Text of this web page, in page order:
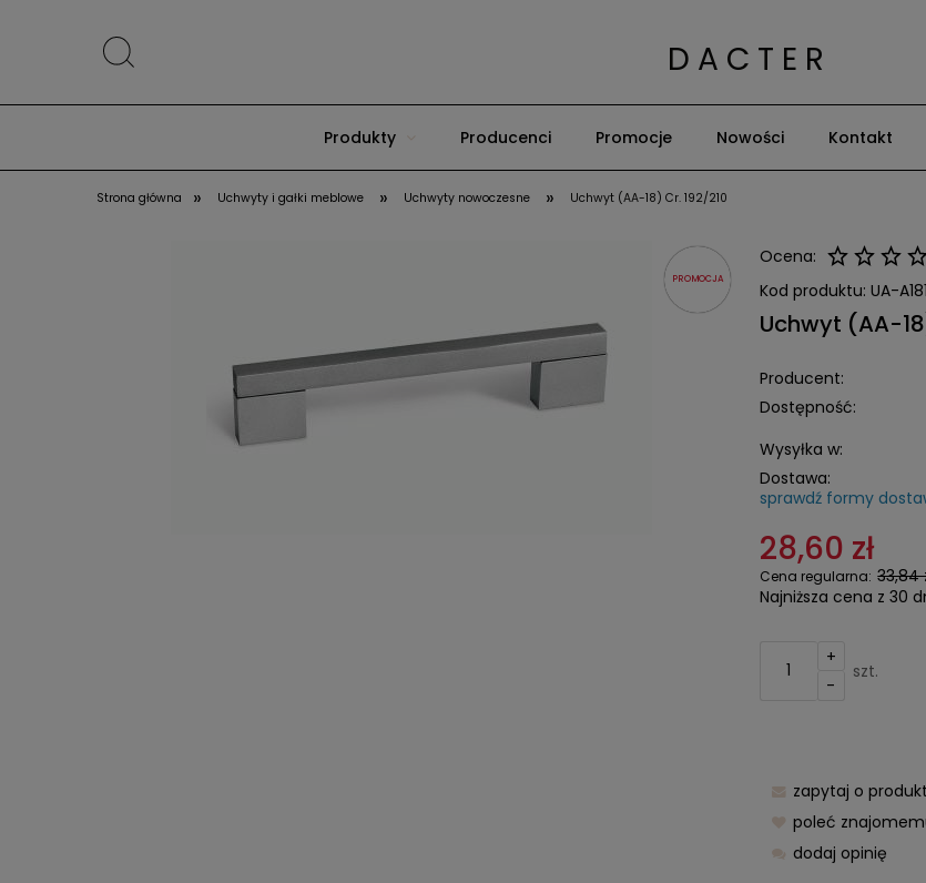
D A C T E R
Produkty Producenci Promocje Nowości Kontakt
Strona główna » Uchwyty i gałki meblowe » Uchwyty nowoczesne » Uchwyt (AA-18) Cr. 192/210
PROMOCJA
Ocena:
Kod produktu: UA-
Uchwyt (AA-
Producent:
Dostępność:
Wysyłka w:
Dostawa:
sprawdź formy
28,60 zł
Cena regularna: 33,84
Najniższa cena z 30
+
-
szt.
zapytaj o produkt
poleć
dodaj opinię